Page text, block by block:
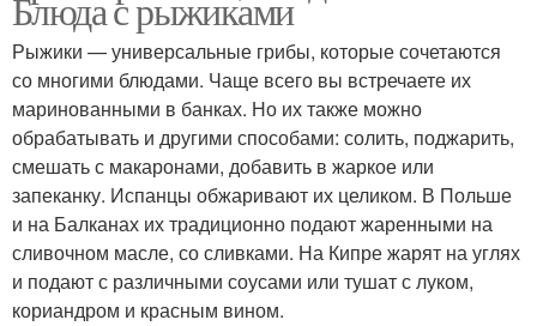
Блюда с рыжиками
Рыжики — универсальные грибы, которые сочетаются
со многими блюдами. Чаще всего вы встречаете их
маринованными в банках. Но их также можно
обрабатывать и другими способами: солить, поджарить,
смешать с макаронами, добавить в жаркое или
запеканку. Испанцы обжаривают их целиком. В Польше
и на Балканах их традиционно подают жаренными на
сливочном масле, со сливками. На Кипре жарят на углях
и подают с различными соусами или тушат с луком,
кориандром и красным вином.